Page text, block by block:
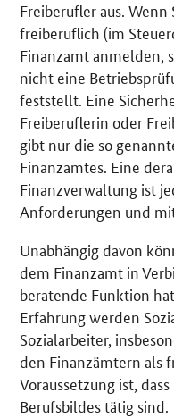
Freiberufler aus.
freiberuflich (im
Finanzamt anmelden,
nicht eine
feststellt. Eine
Freiberuflerin oder
gibt nur die so
Finanzamtes. Eine
Finanzverwaltung ist
Anforderungen und
Unabhängig davon
dem Finanzamt in
beratende Funktion
Erfahrung werden
Sozialarbeiter,
den Finanzämtern als
Voraussetzung ist,
Berufsbildes tätig sind.